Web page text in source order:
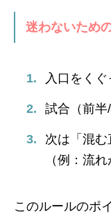
迷わないため
入口をく
試合（前半
次は「混む
（例：流
このルールのポ